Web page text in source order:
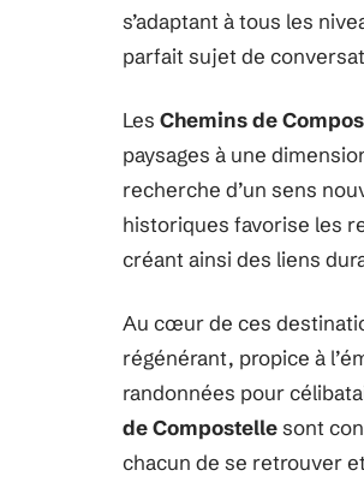
s’adaptant à tous les
parfait sujet de
Les Chemins de
paysages à une
recherche d’un sens
historiques favorise les
créant ainsi des liens
Au cœur de ces
régénérant, propice à
randonnées pour
de Compostellesont
chacun de se retrouver